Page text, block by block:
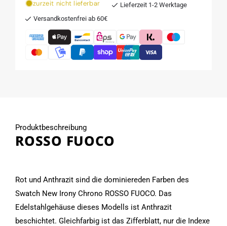
zurzeit nicht lieferbar
Lieferzeit 1-2 Werktage
Versandkostenfrei ab 60€
Produktbeschreibung
ROSSO FUOCO
Rot und Anthrazit sind die dominiereden Farben des
Swatch New Irony Chrono ROSSO FUOCO. Das
Edelstahlgehäuse dieses Modells ist Anthrazit
beschichtet. Gleichfarbig ist das Zifferblatt, nur die Indexe